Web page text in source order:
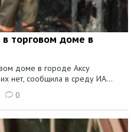
торговом доме в
доме в городе Аксу
нет, сообщила в среду ИА...
0